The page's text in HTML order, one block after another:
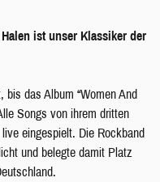
ist unser Klassiker der
das Album “Women And
Songs von ihrem dritten
eingespielt. Die Rockband
und belegte damit Platz